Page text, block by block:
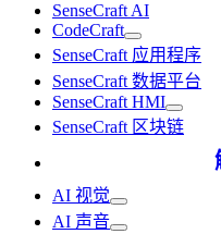
SenseCraft AI
CodeCraft
SenseCraft 应用程序
SenseCraft 数据平台
SenseCraft HMI
SenseCraft 区块链
AI 视觉
AI 声音